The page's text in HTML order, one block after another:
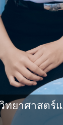
ยาศาสตร์